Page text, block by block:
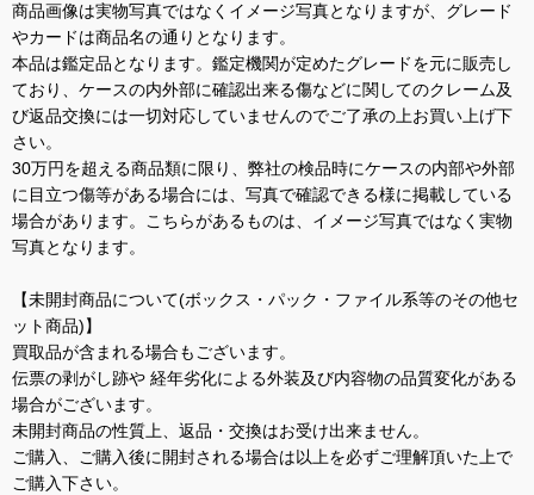
商品画像は実物写真ではなくイメージ写真となりますが、グレード
やカードは商品名の通りとなります。
本品は鑑定品となります。鑑定機関が定めたグレードを元に販売し
ており、ケースの内外部に確認出来る傷などに関してのクレーム及
び返品交換には一切対応していませんのでご了承の上お買い上げ下
さい。
30万円を超える商品類に限り、弊社の検品時にケースの内部や外部
に目立つ傷等がある場合には、写真で確認できる様に掲載している
場合があります。こちらがあるものは、イメージ写真ではなく実物
写真となります。
【未開封商品について(ボックス・パック・ファイル系等のその他セ
ット商品)】
買取品が含まれる場合もございます。
伝票の剥がし跡や 経年劣化による外装及び内容物の品質変化がある
場合がございます。
未開封商品の性質上、返品・交換はお受け出来ません。
ご購入、ご購入後に開封される場合は以上を必ずご理解頂いた上で
ご購入下さい。